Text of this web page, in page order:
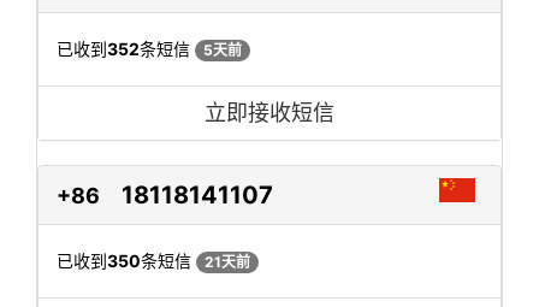
已收到352条短信 5天前
立即接收短信
+86 18118141107
已收到350条短信 21天前